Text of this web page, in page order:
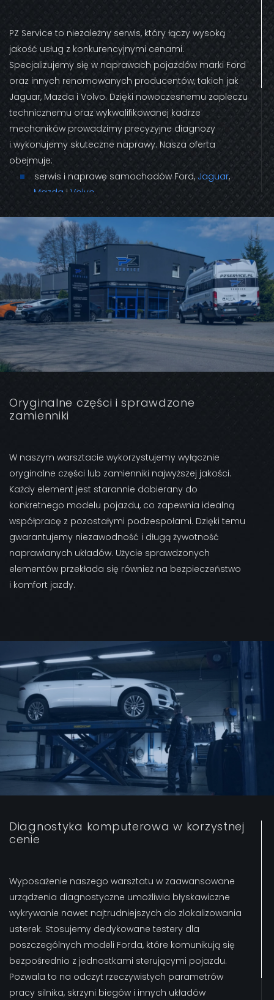
PZ Service to niezależny serwis, który łączy wysoką
jakość usług z konkurencyjnymi cenami.
Specjalizujemy się w naprawach pojazdów marki Ford
oraz innych renomowanych producentów, takich jak
Jaguar, Mazda i Volvo. Dzięki nowoczesnemu zapleczu
technicznemu oraz wykwalifikowanej kadrze
mechaników prowadzimy precyzyjne diagnozy
i wykonujemy skuteczne naprawy. Nasza oferta
obejmuje:
serwis i naprawę samochodów Ford, Jaguar,
Mazda i Volvo
przeglądy gwarancyjne i pogwarancyjne
diagnostykę komputerową
serwis klimatyzacji,
geometrię zawieszenia 3D
oryginalne części zamienne i renomowane
zamienniki,
możliwość skorzystania z
samochodu
zastępczego,
bezgotówkową likwidację szkód
komunikacyjnych
holowanie,
Oryginalne części i sprawdzone
zamienniki
W naszym warsztacie wykorzystujemy wyłącznie
oryginalne części lub zamienniki najwyższej jakości.
Każdy element jest starannie dobierany do
konkretnego modelu pojazdu, co zapewnia idealną
współpracę z pozostałymi podzespołami. Dzięki temu
gwarantujemy niezawodność i długą żywotność
naprawianych układów. Użycie sprawdzonych
elementów przekłada się również na bezpieczeństwo
i komfort jazdy.
Diagnostyka komputerowa w korzystnej
cenie
Wyposażenie naszego warsztatu w zaawansowane
urządzenia diagnostyczne umożliwia błyskawiczne
wykrywanie nawet najtrudniejszych do zlokalizowania
usterek. Stosujemy dedykowane testery dla
poszczególnych modeli Forda, które komunikują się
bezpośrednio z jednostkami sterującymi pojazdu.
Pozwala to na odczyt rzeczywistych parametrów
pracy silnika, skrzyni biegów i innych układów